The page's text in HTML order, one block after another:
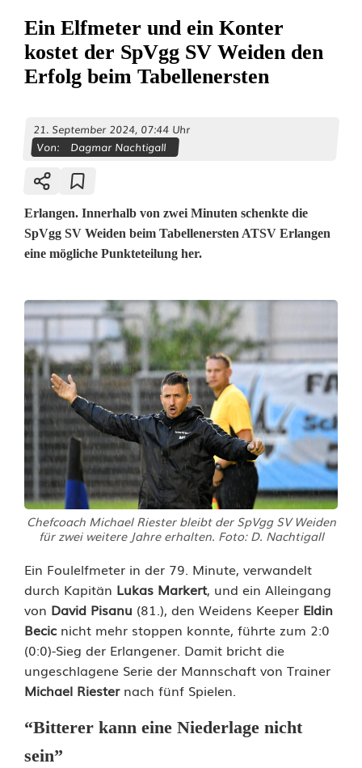
Ein Elfmeter und ein Konter
kostet der SpVgg SV Weiden den
Erfolg beim Tabellenersten
21. September 2024, 07:44 Uhr
Von:
Dagmar Nachtigall
Erlangen. Innerhalb von zwei Minuten schenkte die
SpVgg SV Weiden beim Tabellenersten ATSV Erlangen
eine mögliche Punkteteilung her.
E
i
n
E
l
f
m
e
t
e
r
u
n
Chefcoach Michael Riester bleibt der SpVgg SV Weiden
für zwei weitere Jahre erhalten. Foto: D. Nachtigall
Ein Foulelfmeter in der 79. Minute, verwandelt
durch Kapitän Lukas Markert, und ein Alleingang
von David Pisanu (81.), den Weidens Keeper Eldin
Becic nicht mehr stoppen konnte, führte zum 2:0
(0:0)-Sieg der Erlangener. Damit bricht die
ungeschlagene Serie der Mannschaft von Trainer
Michael Riesternach fünf Spielen.
“Bitterer kann eine Niederlage nicht
sein”